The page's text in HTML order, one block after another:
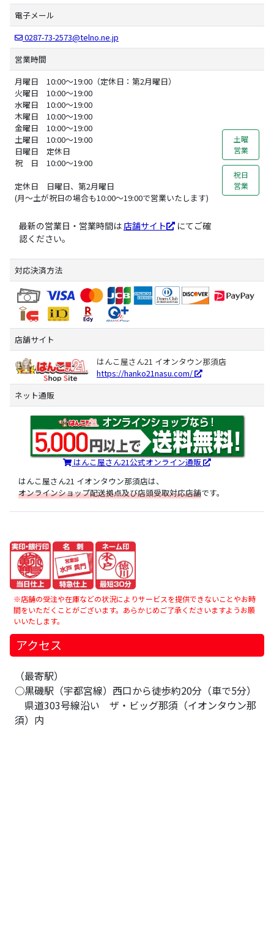
電子メール
0287-73-2573@telno.ne.jp
営業時間
月曜日 10:00～19:00（定休日：第2月曜日）
火曜日 10:00～19:00
水曜日 10:00～19:00
木曜日 10:00～19:00
金曜日 10:00～19:00
土曜日 10:00～19:00
日曜日 定休日
祝 日 10:00～19:00
定休日 日曜日、第2月曜日
(月～土が祝日の場合も10:00～19:00で営業いたします)
最新の営業日・営業時間は店舗サイト
にてご確
認ください。
土曜
営業
祝日
営業
対応決済方法
店舗サイト
はんこ屋さん21 イオンタウン那須店
https://hanko21nasu.com/
ネット通販
はんこ屋さん21公式オンライン通販
はんこ屋さん21 イオンタウン那須店は、
オンラインショップ配送拠点及び店頭受取対応店舗です。
※店舗の受注や在庫などの状況によりサービスを提供できないことやお時
間をいただくことがございます。あらかじめご了承くださいますようお願
いいたします。
アクセス
（最寄駅）
○黒磯駅（宇都宮線）西口から徒歩約20分（車で5分）
県道303号線沿い ザ・ビッグ那須（イオンタウン那
須）内